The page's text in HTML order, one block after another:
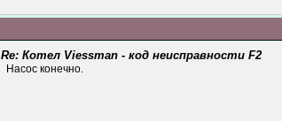
Re: Котел Viessman - код неисправности F2
Насос конечно.